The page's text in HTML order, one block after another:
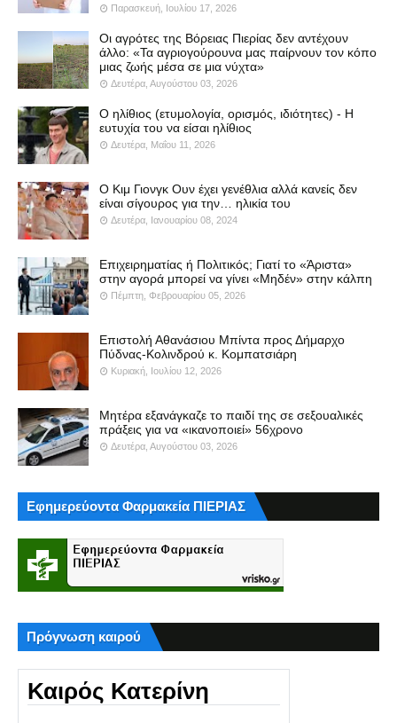
Παρασκευή, Ιουλίου 17, 2026
Οι αγρότες της Βόρειας Πιερίας δεν αντέχουν
άλλο: «Τα αγριογούρουνα μας παίρνουν τον κόπο
μιας ζωής μέσα σε μια νύχτα»
Δευτέρα, Αυγούστου 03, 2026
Ο ηλίθιος (ετυμολογία, ορισμός, ιδιότητες) - Η
ευτυχία του να είσαι ηλίθιος
Δευτέρα, Μαΐου 11, 2026
Ο Κιμ Γιονγκ Ουν έχει γενέθλια αλλά κανείς δεν
είναι σίγουρος για την… ηλικία του
Δευτέρα, Ιανουαρίου 08, 2024
Επιχειρηματίας ή Πολιτικός; Γιατί το «Άριστα»
στην αγορά μπορεί να γίνει «Μηδέν» στην κάλπη
Πέμπτη, Φεβρουαρίου 05, 2026
Επιστολή Αθανάσιου Μπίντα προς Δήμαρχο
Πύδνας-Κολινδρού κ. Κομπατσιάρη
Κυριακή, Ιουλίου 12, 2026
Μητέρα εξανάγκαζε το παιδί της σε σεξουαλικές
πράξεις για να «ικανοποιεί» 56χρονο
Δευτέρα, Αυγούστου 03, 2026
Εφημερεύοντα Φαρμακεία ΠΙΕΡΙΑΣ
Πρόγνωση καιρού
Καιρός Κατερίνη